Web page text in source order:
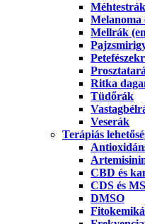
Melanoma
Mellrák
Ritka
Tüdőrák
Veserák
Terápiás
CBD és
CDS és
DMSO